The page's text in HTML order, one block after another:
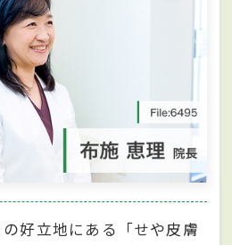
好立地にある「せや皮膚